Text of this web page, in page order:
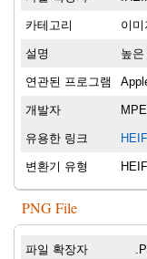
카테고리 이미
설명 높
연관된 프로그램
개발자
유용한 링크
변환기 유형
PNG File
파일 확장자